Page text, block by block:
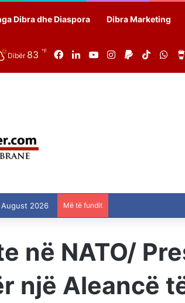
Dibra dhe Diaspora Dibra Marketing
Dibër 83 ℉ FacebookLinkedInYouTubeInstagram
PaypalTikTok
August 2026 Më të fundit
në NATO/
një Aleancë